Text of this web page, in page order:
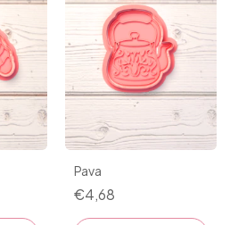
Pava
€4,68